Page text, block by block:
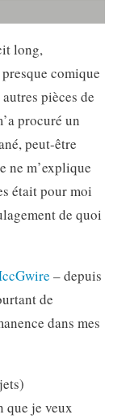
long,
comique
pièces de
procuré un
peut-être
ne m’explique
était pour moi
de quoi
– depuis
de
dans mes
que je veux